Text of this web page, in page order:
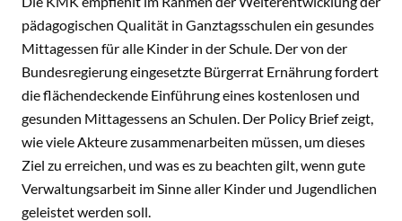
pädagogischen Qualität in Ganztagsschulen ein gesundes
Mittagessen für alle Kinder in der Schule. Der von der
Bundesregierung eingesetzte Bürgerrat Ernährung fordert
die flächendeckende Einführung eines kostenlosen und
gesunden Mittagessens an Schulen. Der Policy Brief zeigt,
wie viele Akteure zusammenarbeiten müssen, um dieses
Ziel zu erreichen, und was es zu beachten gilt, wenn gute
Verwaltungsarbeit im Sinne aller Kinder und Jugendlichen
geleistet werden soll.